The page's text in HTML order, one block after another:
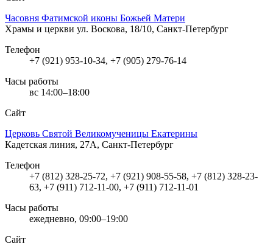
Часовня Фатимской иконы Божьей Матери
Храмы и церкви ул. Воскова, 18/10, Санкт-Петербург
Телефон
+7 (921) 953-10-34, +7 (905) 279-76-14
Часы работы
вс 14:00–18:00
Сайт
Церковь Святой Великомученицы Екатерины
Кадетская линия, 27А, Санкт-Петербург
Телефон
+7 (812) 328-25-72, +7 (921) 908-55-58, +7 (812) 328-23-
63, +7 (911) 712-11-00, +7 (911) 712-11-01
Часы работы
ежедневно, 09:00–19:00
Сайт